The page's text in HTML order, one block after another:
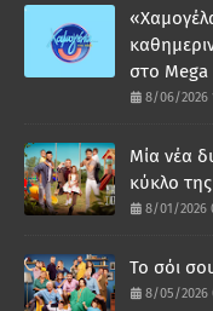
στο Mega
8/06/2026
Μία νέα
κύκλο
8/01/2026
Το σόι
8/05/2026